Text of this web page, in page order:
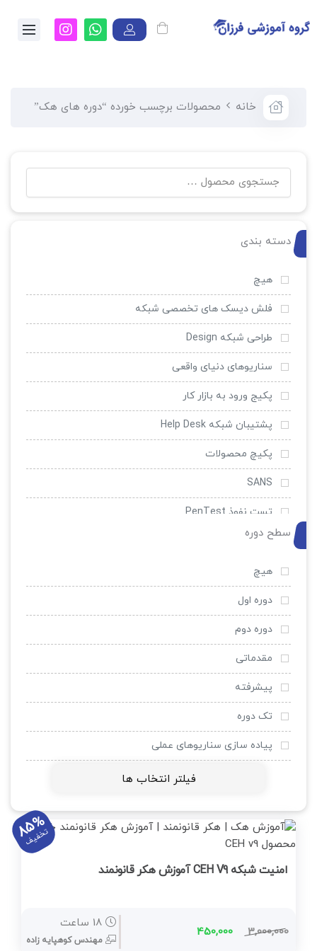
خانه محصولات برچسب خورده “دوره های هک”
دسته بندی
هیچ
فلش دیسک های تخصصی شبکه
طراحی شبکه Design
سناریوهای دنیای واقعی
پکیج ورود به بازار کار
پشتیبان شبکه Help Desk
پکیچ محصولات
SANS
تست نفوذ PenTest
امنیت و ضد هک
EC-Council
سیسکو
میکروتیک
وی ام ور
لینوکس
VOIP
کلاس مجازی LMS
مجازی سازی
سطح دوره
هیچ
دوره اول
دوره دوم
مقدماتی
پیشرفته
تک دوره
پیاده سازی سناریوهای عملی
فیلتر انتخاب ها
85%
تخفیف
امنیت شبکه CEH V9 آموزش هکر قانونمند
3,000,000
450,000
مهندس کوهپایه زاده